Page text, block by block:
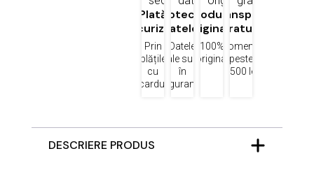
Plată
securizată
Prin
plățile
cu
cardul
Protecția
datelor
Datele
tale sunt
în
siguranță
Produse
originale
100%
original
Transport
gratuit
Comenzi
peste
1500 lei
DESCRIERE PRODUS